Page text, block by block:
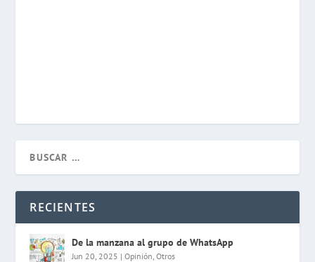
RECIENTES
De la manzana al grupo de WhatsApp
Jun 20, 2025 |Opinión ,Otros